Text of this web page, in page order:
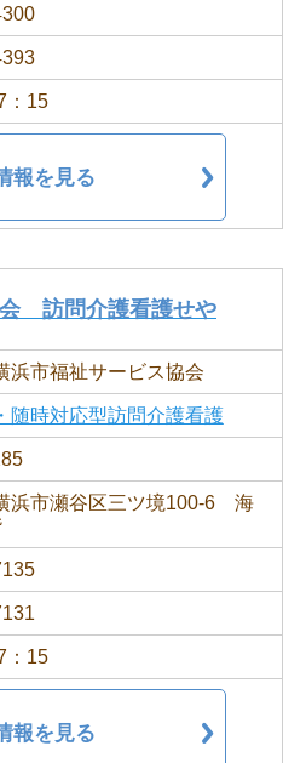
：15
報を見る
訪問介護看護せや
浜市福祉サービス協会
随時対応型訪問介護看護
浜市瀬谷区三ツ境100-6 海
：15
報を見る